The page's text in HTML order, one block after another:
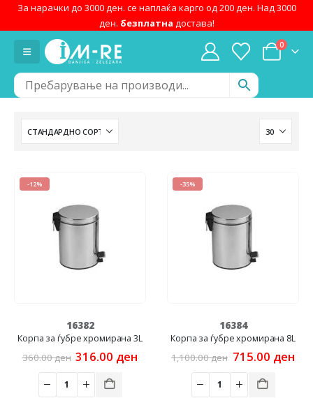
За нарачки до 3000 ден. се наплаќа карго од 200 ден. Над 3000
ден. безплатна достава!
0
-12%
16382
Корпа за ѓубре хромирана 3L
360.00ден Original
was:
360.00 ден.
316.00 ден Current
316.00 ден.
-35%
16384
Корпа за ѓубре хромирана 8L
1,100.00ден Original
was:
1,100.00 ден.
715.00 ден